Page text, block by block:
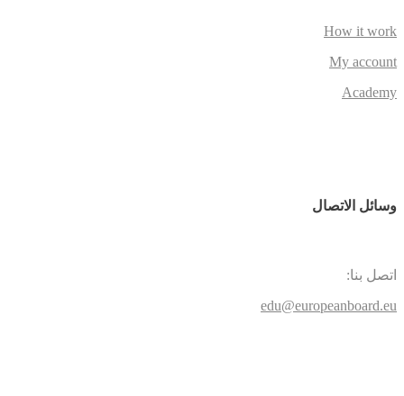
How it work
My account
Academy
وسائل الاتصال
اتصل بنا:
edu@europeanboard.eu